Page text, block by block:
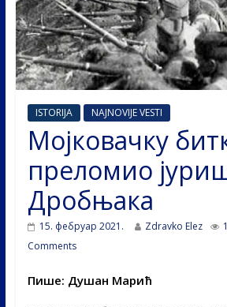
ISTORIJA NAJNOVIJE VESTI
Мојковачку
преломио
Дробњака
15. фебруар 2021. Zdravko Elez
Comments
Пише: Душан Марић